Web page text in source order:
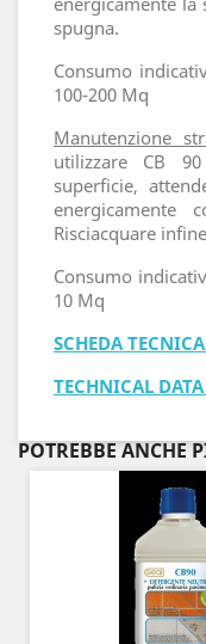
spugna.
Consumo
100-200 Mq
Manutenzione
utilizzare CB
superficie,
energicamente
Risciacquare
Consumo
10 Mq
SCHEDA
TECHNICAL
POTREBBE ANCHE